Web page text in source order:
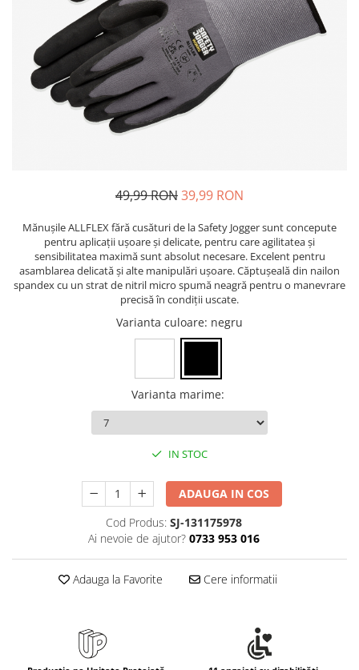
Caiete si blocnotesuri
Dosare, folii protectie si mape
Accesorii diverse pentru birou
Etichetare si ambalare
Arhivare si depozitare
Stilouri
Seturi de scris Premium
Instrumente de scris eco
Creioane mecanice si grafit
Carioci si creioane colorate
Rezerve instrumente scris
Foarfece pentru birou
Curatenie si igiena
Produse Antibacteriene
Articole pentru baie
Articole pentru bucatarie
Hartie igienica, prosoape hartie si
49,99 RON39,99 RON
Mănușile ALLFLEX fără cusături de la Safety Jogger sunt concepute
pentru aplicații ușoare și delicate, pentru care agilitatea și
sensibilitatea maximă sunt absolut necesare. Excelent pentru
asamblarea delicată și alte manipulări ușoare. Căptușeală din nailon
spandex cu un strat de nitril micro spumă neagră pentru o manevrare
precisă în condiții uscate.
Varianta culoare: negru
Varianta marime:
IN STOC
ADAUGA IN COS
Cod Produs: SJ-131175978
Ai nevoie de ajutor? 0733 953 016
Adauga la Favorite Cere informatii